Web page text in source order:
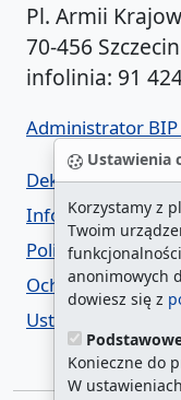
Ustawienia
Korzystamy z
Twoim
anonimowych
dowiesz się z
Konieczne do
W
Pl. Armii
70-456 Szczecin
infolinia: 91
Administrator BIP
Deklaracja
Informacja o
Polityka
Ochrona danych
Ustawienia cookies